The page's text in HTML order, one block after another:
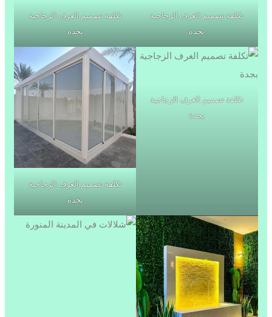
تكلفة تصميم الغرف الزجاجية
بجدة
تكلفة تصميم الغرف الزجاجية
بجدة
تكلفة تصميم الغرف الزجاجية
بجدة
تكلفة تصميم الغرف الزجاجية
بجدة